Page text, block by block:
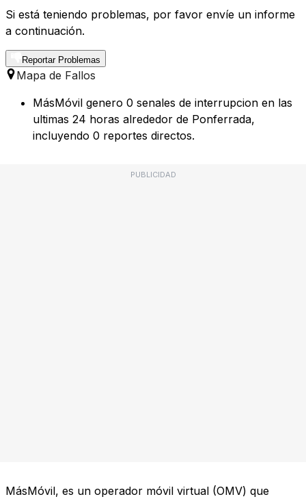
Si está teniendo problemas, por favor envíe un informe
a continuación.
Reportar Problemas
Mapa de Fallos
MásMóvil genero 0 senales de interrupcion en las
ultimas 24 horas alrededor de Ponferrada,
incluyendo 0 reportes directos.
PUBLICIDAD
MásMóvil, es un operador móvil virtual (OMV) que